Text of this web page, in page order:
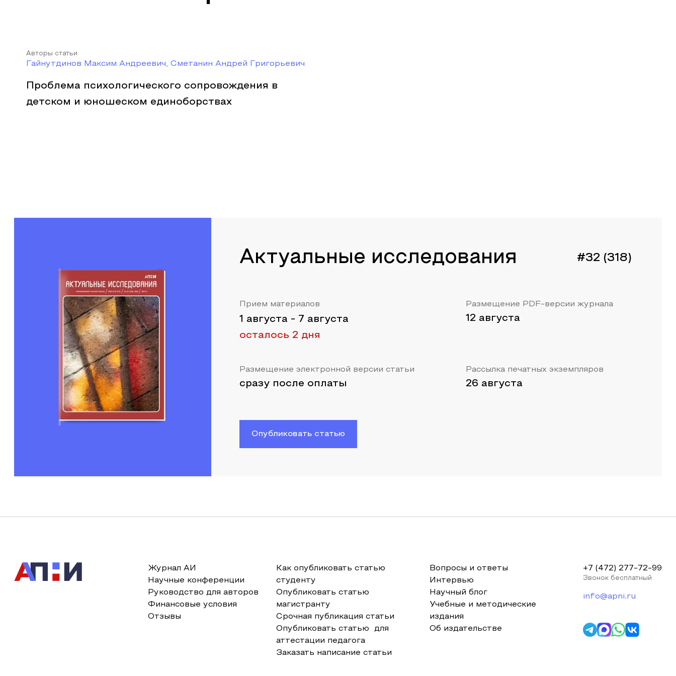
Авторы статьи
Гайнутдинов Максим Андреевич, Сметанин Андрей Григорьевич
Проблема психологического сопровождения в
детском и юношеском единоборствах
Актуальные исследования #32 (318)
Прием материалов
1 августа - 7 августа
осталось 2 дня
Размещение PDF-версии журнала
12 августа
Размещение электронной версии статьи
сразу после оплаты
Рассылка печатных экземпляров
26 августа
Опубликовать статью
Журнал АИ
Научные конференции
Руководство для авторов
Финансовые условия
Отзывы
Как опубликовать статью
студенту
Опубликовать статью
магистранту
Срочная публикация статьи
Опубликовать статью для
аттестации педагога
Заказать написание статьи
Вопросы и ответы
Интервью
Научный блог
Учебные и методические
издания
Об издательстве
+7 (472) 277-72-99
Звонок бесплатный
info@apni.ru